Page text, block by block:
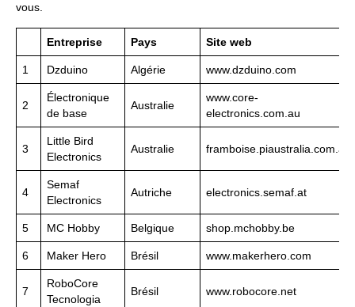
vous.
Entreprise Pays Site web
1 Dzduino Algérie www.dzduino.com
2
Électronique
de base
Australie
www.core-
electronics.com.au
3
Little Bird
Electronics
Australie framboise.piaustralia.com.au
4
Semaf
Electronics
Autriche electronics.semaf.at
5 MC Hobby Belgique shop.mchobby.be
6 Maker Hero Brésil www.makerhero.com
7
RoboCore
Tecnologia
Brésil www.robocore.net